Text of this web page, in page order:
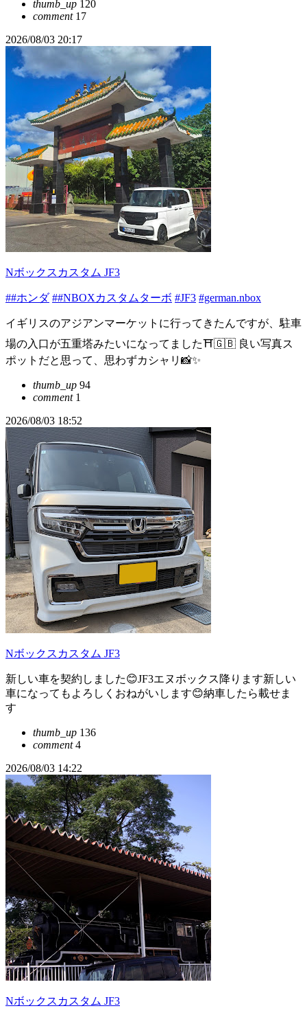
thumb_up 120
comment17
2026/08/03 20:17
Nボックスカスタム JF3
##ホンダ ##NBOXカスタムターボ #JF3 #german.nbox
イギリスのアジアンマーケットに行ってきたんですが、駐車
場の入口が五重塔みたいになってました⛩️🇬🇧 良い写真ス
ポットだと思って、思わずカシャリ📸✨
thumb_up 94
comment1
2026/08/03 18:52
Nボックスカスタム JF3
新しい車を契約しました😊JF3エヌボックス降ります新しい
車になってもよろしくおねがいします😊納車したら載せま
す
thumb_up 136
comment4
2026/08/03 14:22
Nボックスカスタム JF3